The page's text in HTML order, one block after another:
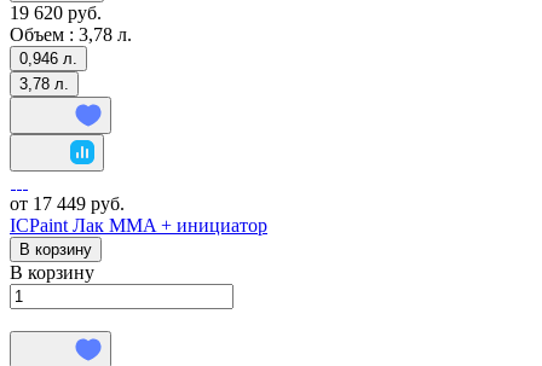
19 620 руб.
Объем : 3,78 л.
0,946 л.
3,78 л.
от 17 449 руб.
ICPaint Лак MMA + инициатор
В корзину
В корзину